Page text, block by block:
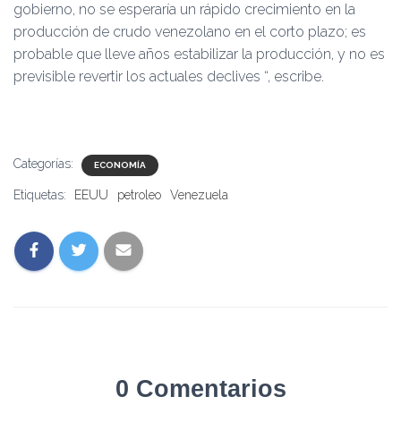
gobierno, no se esperaría un rápido crecimiento en la
producción de crudo venezolano en el corto plazo; es
probable que lleve años estabilizar la producción, y no es
previsible revertir los actuales declives “, escribe.
Categorías: ECONOMÍA
Etiquetas: EEUU petroleo Venezuela
0 Comentarios